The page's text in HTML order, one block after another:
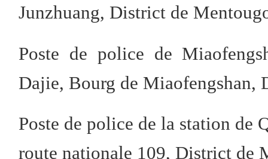
Junzhuang, District de
Poste de police de
Dajie, Bourg de
Poste de police de la station
route nationale 109, District de